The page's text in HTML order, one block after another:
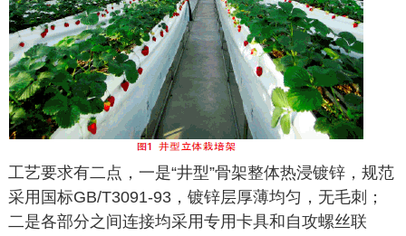
工艺要求有二点，一是“井型”骨架整体热浸镀锌，规范
采用国标GB/T3091-93，镀锌层厚薄均匀，无毛刺；
二是各部分之间连接均采用专用卡具和自攻螺丝联